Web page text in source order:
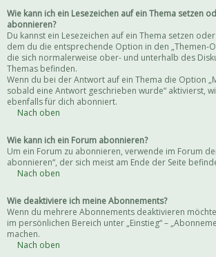
Wie kann ich ein Lesezeichen auf ein Thema setzen
abonnieren?
Du kannst ein Lesezeichen auf ein Thema setzen
dem du die entsprechende Option in den „Themen-
die sich normalerweise ober- und unterhalb des
Themas befinden.
Wenn du bei der Antwort auf ein Thema die Option
sobald eine Antwort geschrieben wurde“ aktivierst,
ebenfalls für dich abonniert.
Nach oben
Wie kann ich ein Forum abonnieren?
Um ein Forum zu abonnieren, verwende im Forum
abonnieren“, der sich meist am Ende der Seite
Nach oben
Wie deaktiviere ich meine Abonnements?
Wenn du mehrere Abonnements deaktivieren
im persönlichen Bereich unter „Einstieg“ –
machen.
Nach oben